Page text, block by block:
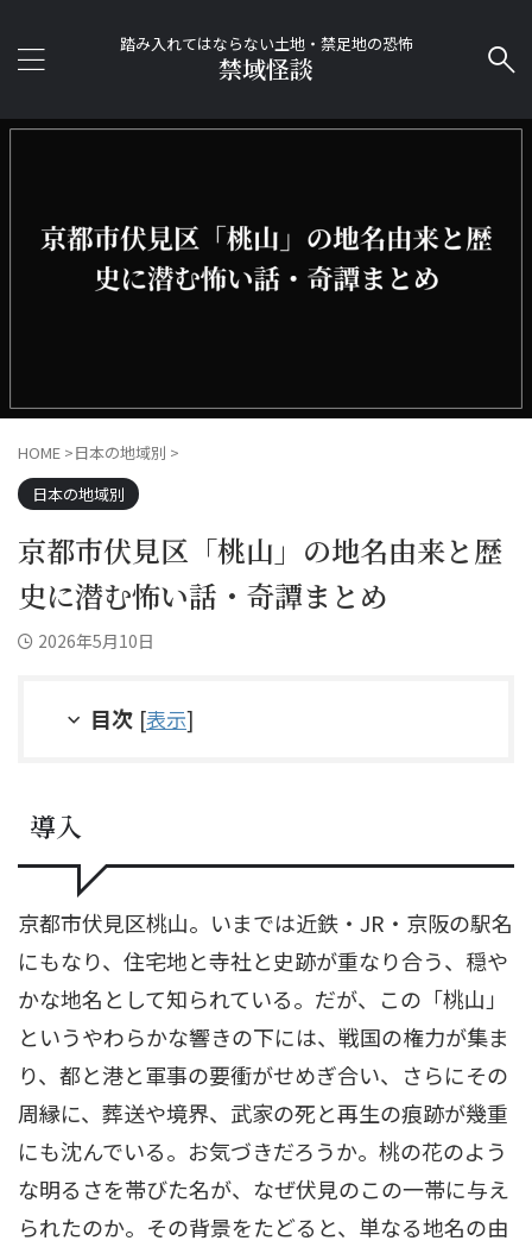
踏み入れてはならない土地・禁足地の恐怖
禁域怪談
HOME >日本の地域別 >
日本の地域別
京都市伏見区「桃山」の地名由来と歴
史に潜む怖い話・奇譚まとめ
2026年5月10日
目次 [表示]
導入
京都市伏見区桃山。いまでは近鉄・JR・京阪の駅名
にもなり、住宅地と寺社と史跡が重なり合う、穏や
かな地名として知られている。だが、この「桃山」
というやわらかな響きの下には、戦国の権力が集ま
り、都と港と軍事の要衝がせめぎ合い、さらにその
周縁に、葬送や境界、武家の死と再生の痕跡が幾重
にも沈んでいる。お気づきだろうか。桃の花のよう
な明るさを帯びた名が、なぜ伏見のこの一帯に与え
られたのか。その背景をたどると、単なる地名の由